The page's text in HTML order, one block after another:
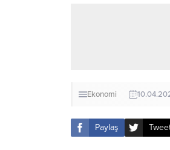
Ekonomi
Paylaş